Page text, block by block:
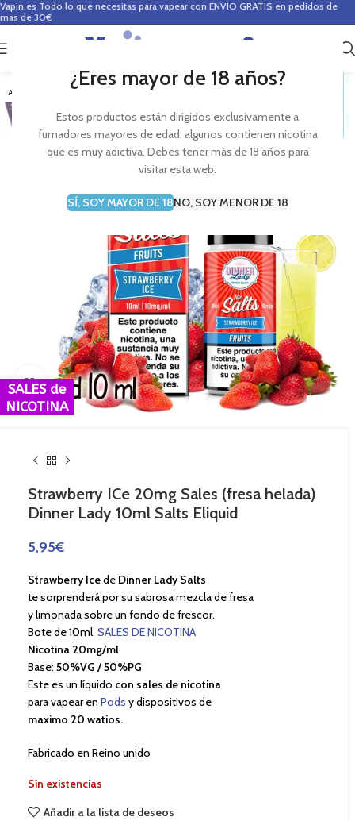
¿Eres mayor de 18 años?
Estos productos están dirigidos exclusivamente a
fumadores mayores de edad, algunos contienen nicotina
que es muy adictiva. Debes tener más de 18 años para
visitar esta web.
SÍ, SOY MAYOR DE 18NO, SOY MENOR DE 18
Vapin.es Todo lo que necesitas para vapear con ENVÍO GRATIS en pedidos de
mas de 30€
0
AGOTADO
Haga Click para agrandar
SALES de
NICOTINA
Strawberry ICe 20mg Sales (fresa helada)
Dinner Lady 10ml Salts Eliquid
5,95€
Strawberry Icede Dinner Lady Salts
te sorprenderá por su sabrosa mezcla de fresa
y limonada sobre un fondo de frescor.
Bote de 10ml SALES DE NICOTINA
Nicotina 20mg/ml
Base: 50%VG / 50%PG
Este es un líquido con sales de nicotina
para vapear en Pods y dispositivos de
maximo 20 watios.
Fabricado en Reino unido
Sin existencias
Añadir a la lista de deseos